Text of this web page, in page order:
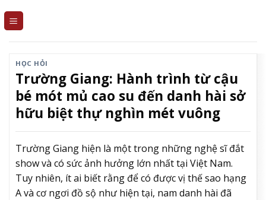
HỌC HỎI
Trường Giang: Hành trình từ cậu
bé mót mủ cao su đến danh hài sở
hữu biệt thự nghìn mét vuông
Trường Giang hiện là một trong những nghệ sĩ đắt
show và có sức ảnh hưởng lớn nhất tại Việt Nam.
Tuy nhiên, ít ai biết rằng để có được vị thế sao hạng
A và cơ ngơi đồ sộ như hiện tại, nam danh hài đã